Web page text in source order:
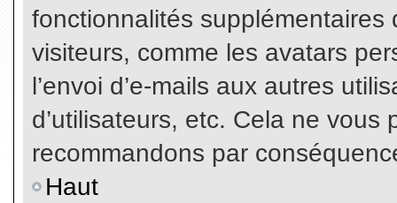
fonctionnalités
visiteurs, comme les avatars
l’envoi d’e-mails aux autres
d’utilisateurs, etc. Cela ne vous
recommandons par
Haut